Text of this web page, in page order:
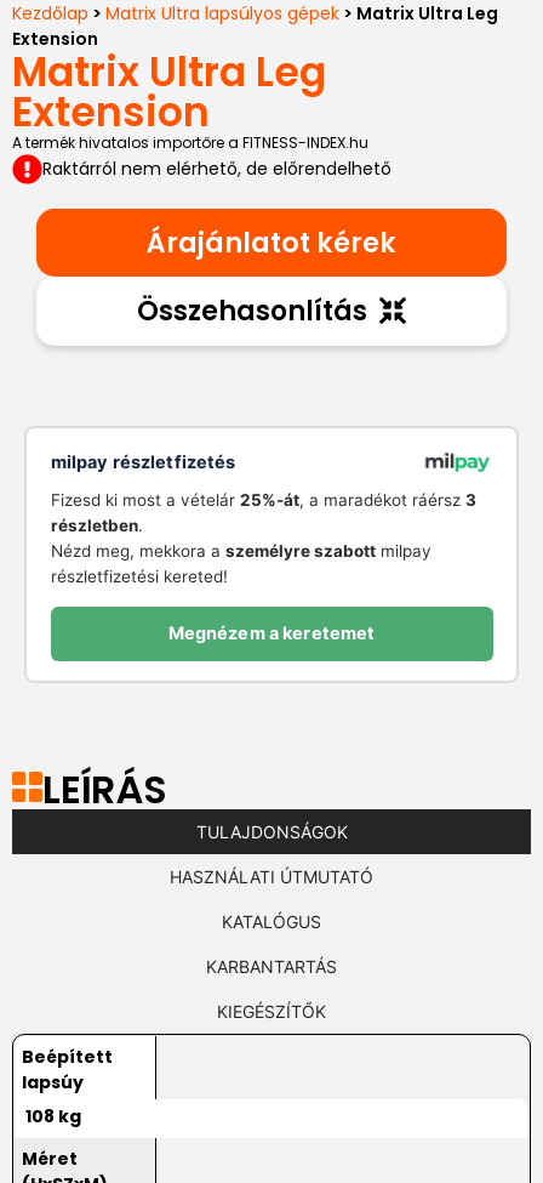
Kezdőlap > Matrix Ultra lapsúlyos gépek > Matrix Ultra Leg
Extension
Matrix Ultra Leg
Extension
A termék hivatalos importőre a FITNESS-INDEX.hu
Raktárról nem elérhető, de előrendelhető
Árajánlatot kérek
Összehasonlítás
milpay részletfizetés
Fizesd ki most a vételár 25%-át, a maradékot ráérsz 3
részletben.
Nézd meg, mekkora a személyre szabottmilpay
részletfizetési kereted!
Megnézem a keretemet
LEÍRÁS
TULAJDONSÁGOK
HASZNÁLATI ÚTMUTATÓ
KATALÓGUS
KARBANTARTÁS
KIEGÉSZÍTŐK
Beépített
lapsúy
108 kg
Méret